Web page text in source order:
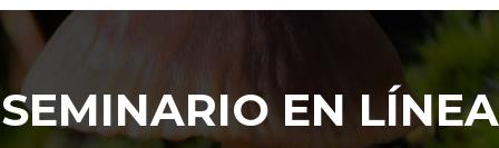
SEMINARIO EN LÍNEA